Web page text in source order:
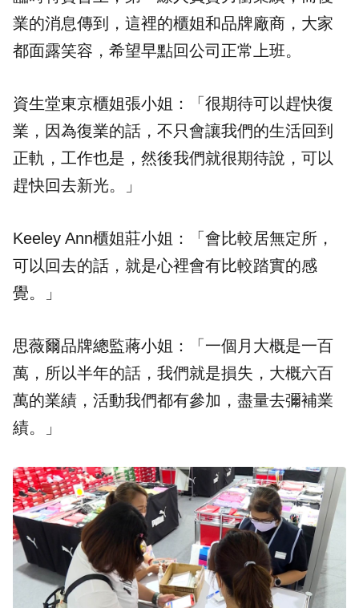
業的消息傳到，這裡的櫃姐和品牌廠商，大家
都面露笑容，希望早點回公司正常上班。
資生堂東京櫃姐張小姐：「很期待可以趕快復
業，因為復業的話，不只會讓我們的生活回到
正軌，工作也是，然後我們就很期待說，可以
趕快回去新光。」
Keeley Ann櫃姐莊小姐：「會比較居無定所，
可以回去的話，就是心裡會有比較踏實的感
覺。」
思薇爾品牌總監蔣小姐：「一個月大概是一百
萬，所以半年的話，我們就是損失，大概六百
萬的業績，活動我們都有參加，盡量去彌補業
績。」